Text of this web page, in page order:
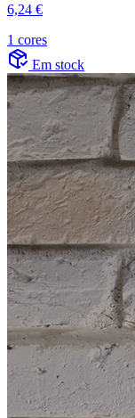
6,24 €
1 cores
Em stock